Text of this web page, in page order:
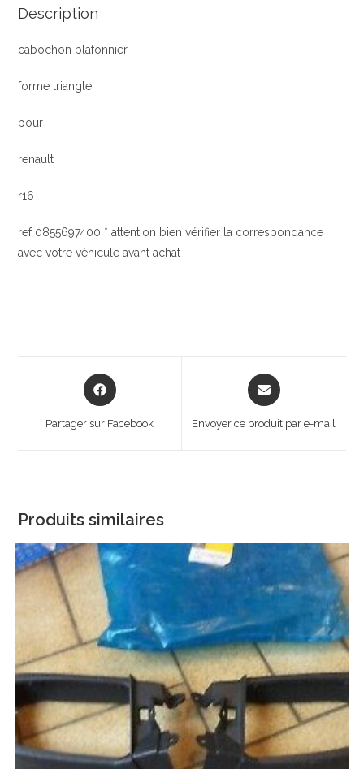
Description
cabochon plafonnier
forme triangle
pour
renault
r16
ref 0855697400 * attention bien vérifier la correspondance
avec votre véhicule avant achat
Opens
in
Partager sur Facebook
Opens
in
new
Envoyer ce produit par e-mail
Produits similaires